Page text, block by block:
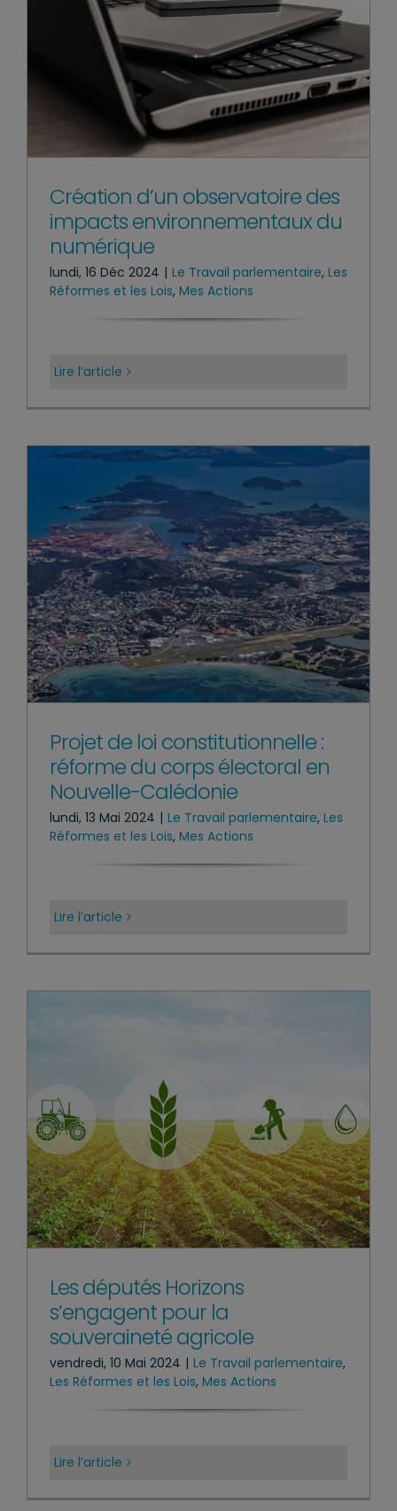
Création d’un observatoire des
impacts environnementaux du
numérique
lundi, 16 Déc 2024 | Le Travail parlementaire, Les
Réformes et les Lois, Mes Actions
Lire l’article
Projet de loi constitutionnelle :
réforme du corps électoral en
Nouvelle-Calédonie
lundi, 13 Mai 2024 | Le Travail parlementaire, Les
Réformes et les Lois, Mes Actions
Lire l’article
Les députés Horizons
s’engagent pour la
souveraineté agricole
vendredi, 10 Mai 2024 | Le Travail parlementaire,
Les Réformes et les Lois, Mes Actions
Lire l’article